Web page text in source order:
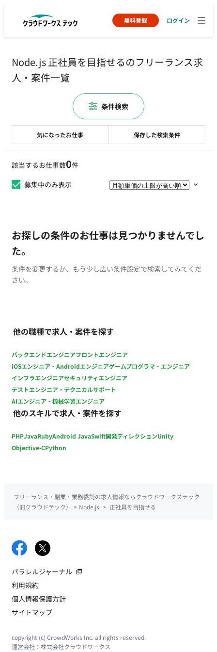
無料登録 ログイン
Node.js 正社員を目指せるのフリーランス求
人・案件一覧
該当するお仕事数0件
募集中のみ表示
お探しの条件のお仕事は見つかりませんでし
た。
条件を変更するか、もう少し広い条件設定で検索してみてくだ
さい。
他の職種で求人・案件を探す
バックエンドエンジニアフロントエンジニア
iOSエンジニア・Androidエンジニアゲームプログラマ・エンジニア
インフラエンジニアセキュリティエンジニア
テストエンジニア・テクニカルサポート
AIエンジニア・機械学習エンジニア
他のスキルで求人・案件を探す
PHPJavaRubyAndroid JavaSwift開発ディレクションUnity
Objective-CPython
気になったお仕事 保存した検索条件
条件検索
フリーランス・副業・業務委託の求人情報ならクラウドワークステック
（旧クラウドテック）
> Node.js > 正社員を目指せる
パラレルジャーナル
利用規約
個人情報保護方針
サイトマップ
copyright (c) CrowdWorks Inc. all rights reserved.
運営会社： 株式会社クラウドワークス